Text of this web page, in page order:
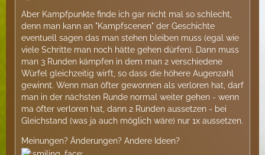
Aber Kampfpunkte finde ich gar nicht mal so schlecht,
denn man kann an "Kampfscenen" der Geschichte
eventuell sagen das man stehen bleiben muss (egal wie
viele Schritte man noch hätte gehen dürfen). Dann muss
man 3 Runden kämpfen in dem man 2 verschiedene
Würfel gleichzeitig wirft, so dass die höhere Augenzahl
gewinnt. Wenn man öfter gewonnen als verloren hat, darf
man in der nächsten Runde normal weiter gehen - wenn
ma öfter verloren hat, dann 2 Runden aussetzen - bei
Gleichstand (was ja auch möglich wäre) nur 1x aussetzen.
Meinungen? Änderungen? Andere Ideen?